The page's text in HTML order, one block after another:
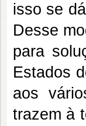
isso se
Desse
para
Estados
aos
trazem à